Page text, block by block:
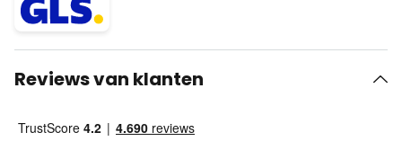
Reviews van klanten